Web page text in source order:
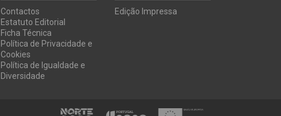
Contactos
Estatuto Editorial
Ficha Técnica
Política de Privacidade e
Cookies
Política de Igualdade e
Diversidade
Edição Impressa